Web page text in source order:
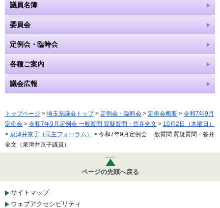
議員名簿
委員会
定例会・臨時会
各種ご案内
議会広報
トップページ > 埼玉県議会トップ> 定例会・臨時会 > 定例会概要 > 令和7年9月
定例会 > 令和7年9月定例会 一般質問 質疑質問・答弁全文 > 10月2日（木曜日）
> 泉津井京子（民主フォーラム）
> 令和7年9月定例会 一般質問 質疑質問・答弁
全文（泉津井京子議員）
ページの先頭へ戻る
サイトマップ
ウェブアクセシビリティ